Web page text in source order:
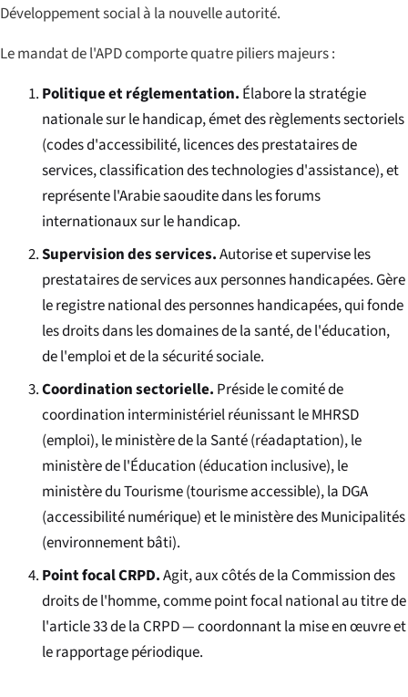
Développement social à la nouvelle autorité.
Le mandat de l'APD comporte quatre piliers majeurs :
Politique et réglementation. Élabore la stratégie
nationale sur le handicap, émet des règlements sectoriels
(codes d'accessibilité, licences des prestataires de
services, classification des technologies d'assistance), et
représente l'Arabie saoudite dans les forums
internationaux sur le handicap.
Supervision des services.Autorise et supervise les
prestataires de services aux personnes handicapées. Gère
le registre national des personnes handicapées, qui fonde
les droits dans les domaines de la santé, de l'éducation,
de l'emploi et de la sécurité sociale.
Coordination sectorielle. Préside le comité de
coordination interministériel réunissant le MHRSD
(emploi), le ministère de la Santé (réadaptation), le
ministère de l'Éducation (éducation inclusive), le
ministère du Tourisme (tourisme accessible), la DGA
(accessibilité numérique) et le ministère des Municipalités
(environnement bâti).
Point focal CRPD.Agit, aux côtés de la Commission des
droits de l'homme, comme point focal national au titre de
l'article 33 de la CRPD — coordonnant la mise en œuvre et
le rapportage périodique.